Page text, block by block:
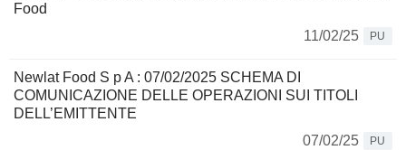
Food
11/02/25
PU
Newlat Food S p A : 07/02/2025 SCHEMA DI
COMUNICAZIONE DELLE OPERAZIONI SUI TITOLI
DELL’EMITTENTE
07/02/25
PU